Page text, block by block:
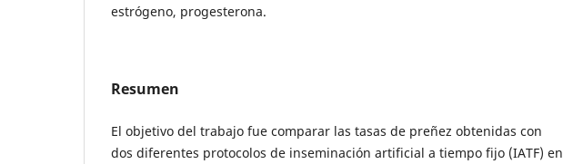
estrógeno, progesterona.
Resumen
El objetivo del trabajo fue comparar las tasas de preñez obtenidas con
dos diferentes protocolos de inseminación artificial a tiempo fijo (IATF) en